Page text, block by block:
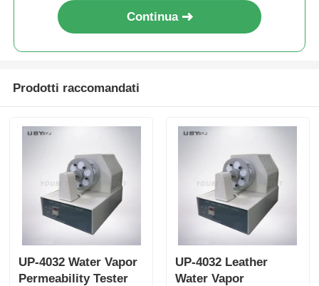
Continua
Prodotti raccomandati
UP-4032 Water Vapor
Permeability Tester
UP-4032 Leather
Water Vapor